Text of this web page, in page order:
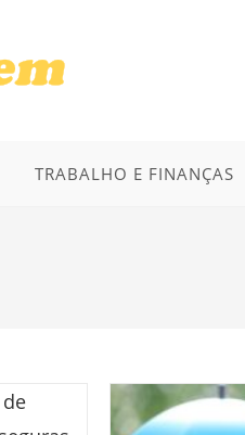
TRABALHO E FINANÇAS